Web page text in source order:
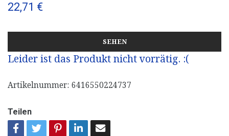
22,71 €
SEHEN
Leider ist das Produkt nicht vorrätig. :(
Artikelnummer: 6416550224737
Teilen